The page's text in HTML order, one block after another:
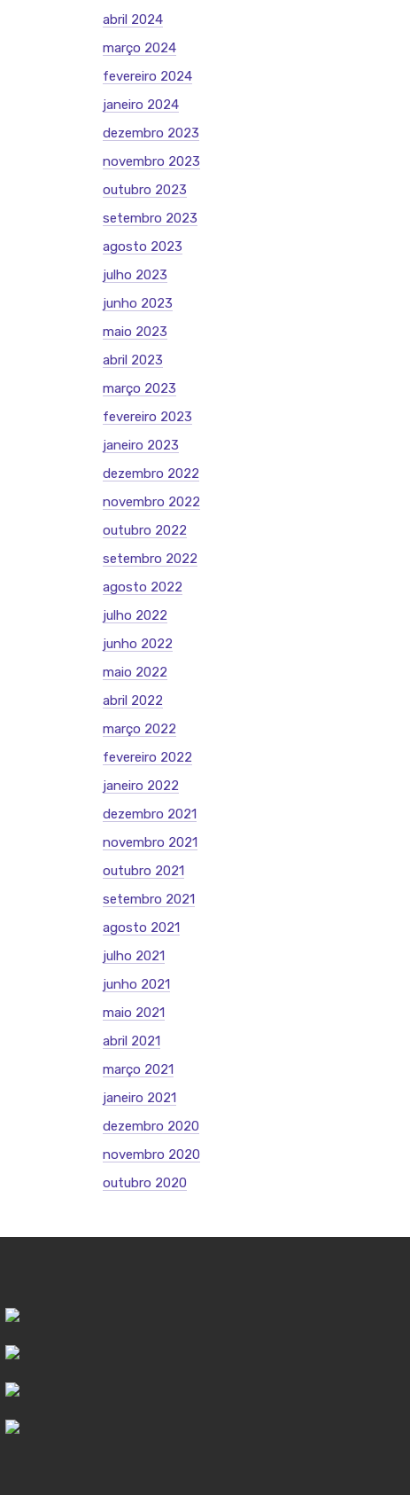
abril 2024
março 2024
fevereiro 2024
janeiro 2024
dezembro 2023
novembro 2023
outubro 2023
setembro 2023
agosto 2023
julho 2023
junho 2023
maio 2023
abril 2023
março 2023
fevereiro 2023
janeiro 2023
dezembro 2022
novembro 2022
outubro 2022
setembro 2022
agosto 2022
julho 2022
junho 2022
maio 2022
abril 2022
março 2022
fevereiro 2022
janeiro 2022
dezembro 2021
novembro 2021
outubro 2021
setembro 2021
agosto 2021
julho 2021
junho 2021
maio 2021
abril 2021
março 2021
janeiro 2021
dezembro 2020
novembro 2020
outubro 2020